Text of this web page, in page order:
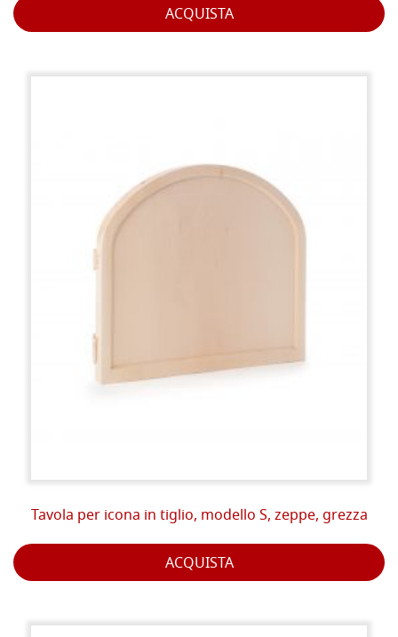
ACQUISTA
Tavola per icona in tiglio, modello S, zeppe, grezza
ACQUISTA